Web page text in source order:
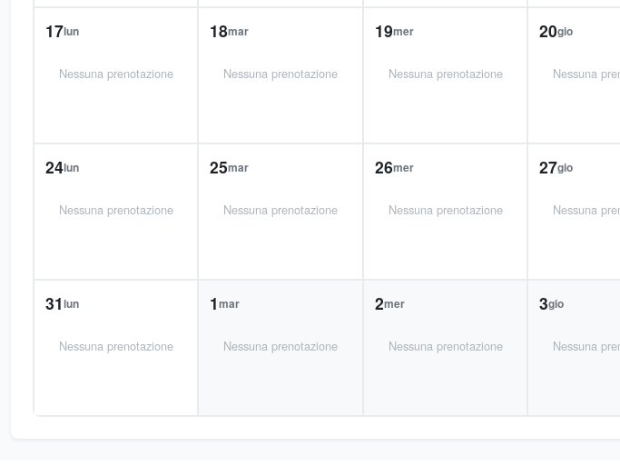
17lun
Nessuna prenotazione
18mar
Nessuna prenotazione
19mer
Nessuna prenotazione
20gio
Nessuna
24lun
Nessuna prenotazione
25mar
Nessuna prenotazione
26mer
Nessuna prenotazione
27gio
Nessuna
31lun
Nessuna prenotazione
1mar
Nessuna prenotazione
2mer
Nessuna prenotazione
3gio
Nessuna